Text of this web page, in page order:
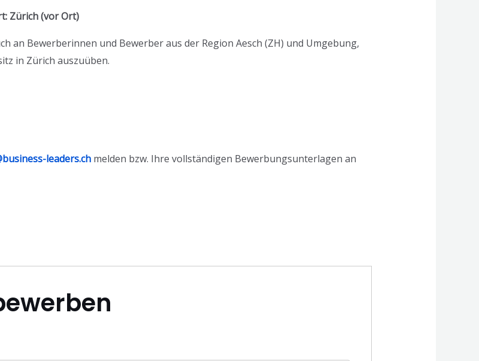
Zürich (vor Ort)
an Bewerberinnen und Bewerber aus der Region Aesch (ZH) und Umgebung,
in Zürich auszuüben.
leaders.chmelden bzw. Ihre vollständigen Bewerbungsunterlagen an